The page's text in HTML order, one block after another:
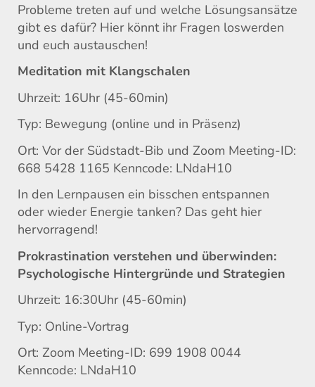
Probleme treten auf und welche Lösungsansätze
gibt es dafür? Hier könnt ihr Fragen loswerden
und euch austauschen!
Meditation mit Klangschalen
Uhrzeit: 16Uhr (45-60min)
Typ: Bewegung (online und in Präsenz)
Ort: Vor der Südstadt-Bib und Zoom Meeting-ID:
668 5428 1165 Kenncode: LNdaH10
In den Lernpausen ein bisschen entspannen
oder wieder Energie tanken? Das geht hier
hervorragend!
Prokrastination verstehen und überwinden:
Psychologische Hintergründe und Strategien
Uhrzeit: 16:30Uhr (45-60min)
Typ: Online-Vortrag
Ort: Zoom Meeting-ID: 699 1908 0044
Kenncode: LNdaH10